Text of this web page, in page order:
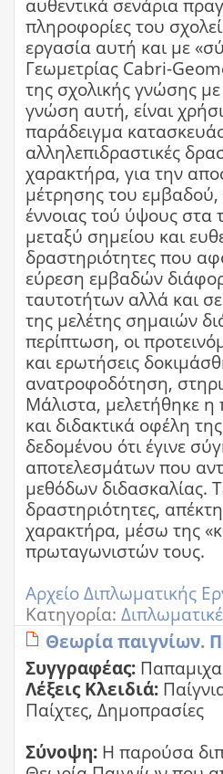
αυθεντικά σενάρια
πληροφορίες του
εργασία αυτή και με
Γεωμετρίας Cabri-
της σχολικής γνώσης
γνώση αυτή, είναι
παράδειγμα
αλληλεπιδραστικές
χαρακτήρα, για την
μέτρησης του
έννοιας τού ύψους στα
μεταξύ σημείου και
δραστηριότητες που
εύρεση εμβαδών
ταυτοτήτων αλλά και
της μελέτης σημαιών
περίπτωση, οι
και ερωτήσεις
ανατροφοδότηση,
Μάλιστα, μελετήθηκε η
και διδακτικά οφέλη
δεδομένου ότι έγινε
αποτελεσμάτων που
μεθόδων διδασκαλίας.
δραστηριότητες,
χαρακτήρα, μέσω της
πρωταγωνιστών τους.
Αρχείο Διπλωματικής
Κατηγορία:
Θεωρία παιγνίων.
Συγγραφέας:
Λέξεις Κλειδιά:
Παίχτες, Δημοπρασίες
Σύνοψη: Η παρούσα